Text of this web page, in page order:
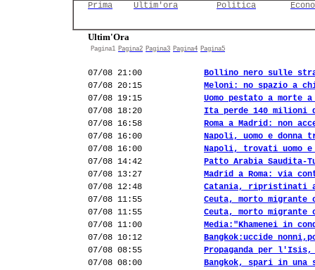
Prima Ultim'ora Politica
Ultim'Ora
Pagina1 Pagina2 Pagina3 Pagina4 Pagina5
07/08 21:00
Bollino nero sulle
07/08 20:15
Meloni: no spazio a
07/08 19:15
Uomo pestato a morte
07/08 18:20
Ita perde 140 milioni
07/08 16:58
Roma a Madrid: non
07/08 16:00
Napoli, uomo e donna
07/08 16:00
Napoli, trovati uomo e
07/08 14:42
Patto Arabia Saudita-
07/08 13:27
Madrid a Roma: via
07/08 12:48
Catania, ripristinati
07/08 11:55
Ceuta, morto migrante
07/08 11:55
Ceuta, morto migrante
07/08 11:00
Media:"Khamenei in
07/08 10:12
Bangkok:uccide
07/08 08:55
Propaganda per l'Isis,
07/08 08:00
Bangkok, spari in